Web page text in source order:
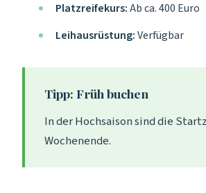
Platzreifekurs:Ab ca. 400 Euro
Leihausrüstung:Verfügbar
Tipp: Früh buchen
In der Hochsaison sind die
Wochenende.